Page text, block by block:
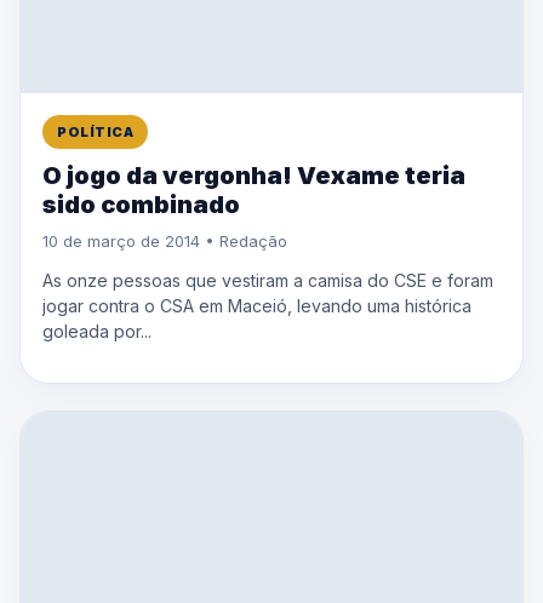
POLÍTICA
O jogo da vergonha! Vexame teria
sido combinado
10 de março de 2014 • Redação
As onze pessoas que vestiram a camisa do CSE e foram
jogar contra o CSA em Maceió, levando uma histórica
goleada por...